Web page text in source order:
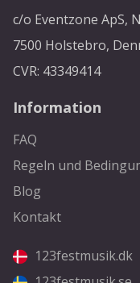
c/o Eventzone ApS,
7500 Holstebro,
CVR: 43349414
Information
FAQ
Regeln und
Blog
Kontakt
123festmusik.dk